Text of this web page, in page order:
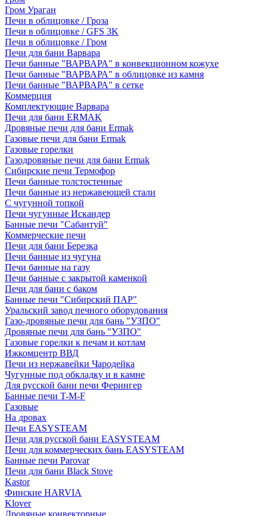
Гром Ураган
Печи в облицовке / Гроза
Печи в облицовке / GFS 3K
Печи в облицовке / Гром
Печи для бани Варвара
Печи банные "ВАРВАРА" в конвекционном кожухе
Печи банные "ВАРВАРА" в облицовке из камня
Печи банные "ВАРВАРА" в сетке
Коммерция
Комплектующие Варвара
Печи для бани ERMAK
Дровяные печи для бани Ermak
Газовые печи для бани Ermak
Газовые горелки
Газодровяные печи для бани Ermak
Сибирские печи Термофор
Печи банные толстостенные
Печи банные из нержавеющей стали
С чугунной топкой
Печи чугунные Искандер
Банные печи "Сабантуй"
Коммерческие печи
Печи для бани Березка
Печи банные из чугуна
Печи банные на газу
Печи банные с закрытой каменкой
Печи для бани с баком
Банные печи "Сибирский ПАР"
Уральский завод печного оборудования
Газо-дровяные печи для бань "УЗПО"
Дровяные печи для бань "УЗПО"
Газовые горелки к печам и котлам
Ижкомцентр ВВД
Печи из нержавейки Чародейка
Чугунные под обкладку и в камне
Для русской бани печи Ферингер
Банные печи T-M-F
Газовые
На дровах
Печи EASYSTEAM
Печи для русской бани EASYSTEAM
Печи для коммерческих бань EASYSTEAM
Банные печи Parovar
Печи для бани Black Stove
Kastor
Финские HARVIA
Klover
Дровяные конвекторные